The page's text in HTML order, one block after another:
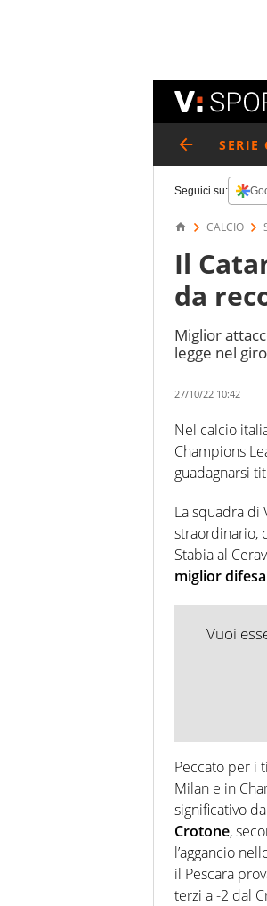
SERIE
Seguici su:
CALCIO
Il
da
Miglior
legge nel
27/10/22 10:42
Nel calcio
Champions
guadagnarsi
La squadra di
straordinario,
Stabia al
miglior
Vuoi
Peccato per i
Milan e in
significativo
Crotone,
l’aggancio
il Pescara
terzi a -2 dal